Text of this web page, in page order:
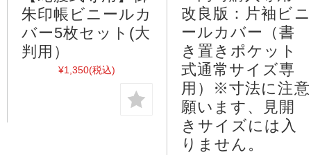
朱印帳ビニールカ
バー5枚セット(大
判用）
¥1,350(税込)
改良版：片袖ビニ
ールカバー（書
き置きポケット
式通常サイズ専
用）※寸法に注意
願います、見開
きサイズには入
りません。